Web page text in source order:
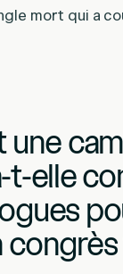
mort qui a
une
t-elle
congrès